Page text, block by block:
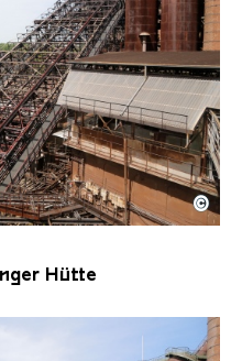
Völklinger Hütte mit
Völklinger Hütte | Karl
©
Hütte